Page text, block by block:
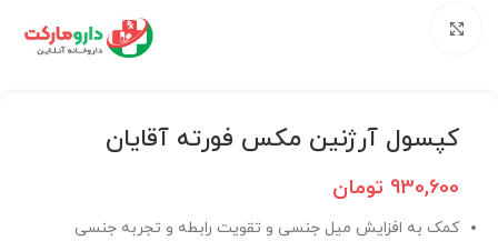
کپسول آرژنین مکس فورته آقایان
930,600 تومان
کمک به افزایش میل جنسی و تقویت رابطه و تجربه جنسی